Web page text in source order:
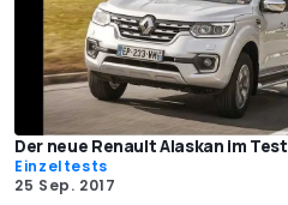
Der neue Renault Alaskan im Test
Einzeltests
25 Sep. 2017